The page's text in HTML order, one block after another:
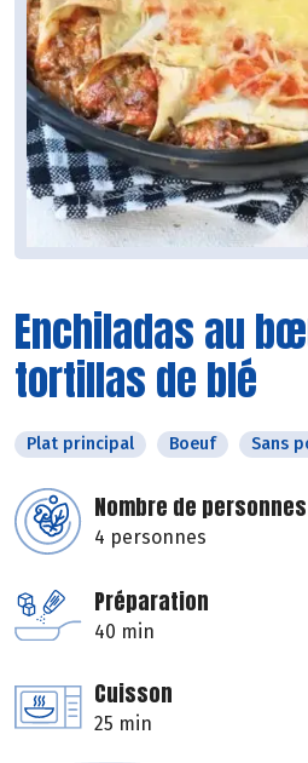
Enchiladas au
tortillas de blé
Plat principal Boeuf Sans
Nombre de personnes
4 personnes
Préparation
40 min
Cuisson
25 min